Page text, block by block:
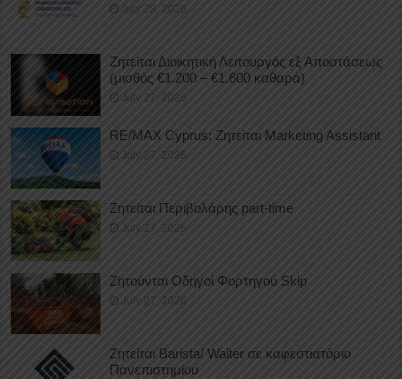
July 29, 2026
Ζητείται Διοικητική Λειτουργός εξ Αποστάσεως
(μισθός €1.200 – €1.600 καθαρά)
July 27, 2026
RE/MAX Cyprus: Ζητείται Marketing Assistant
July 27, 2026
Ζητείται Περιβολάρης part-time
July 27, 2026
Ζητούνται Οδηγοί Φορτηγού Skip
July 27, 2026
Ζητείται Barista/ Waiter σε καφεστιατόριο
Πανεπιστημίου